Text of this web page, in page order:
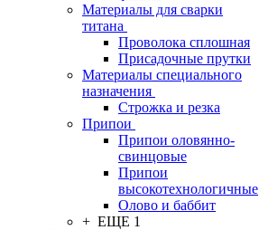
Материалы для сварки
титана
Проволока сплошная
Присадочные прутки
Материалы специального
назначения
Строжка и резка
Припои
Припои оловянно-
свинцовые
Припои
высокотехнологичные
Олово и баббит
+ ЕЩЕ 1